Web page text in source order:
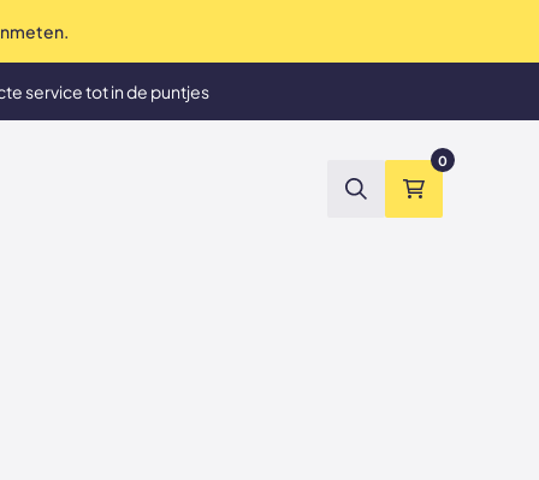
service tot in de puntjes
ZoekenWinkelmand
0